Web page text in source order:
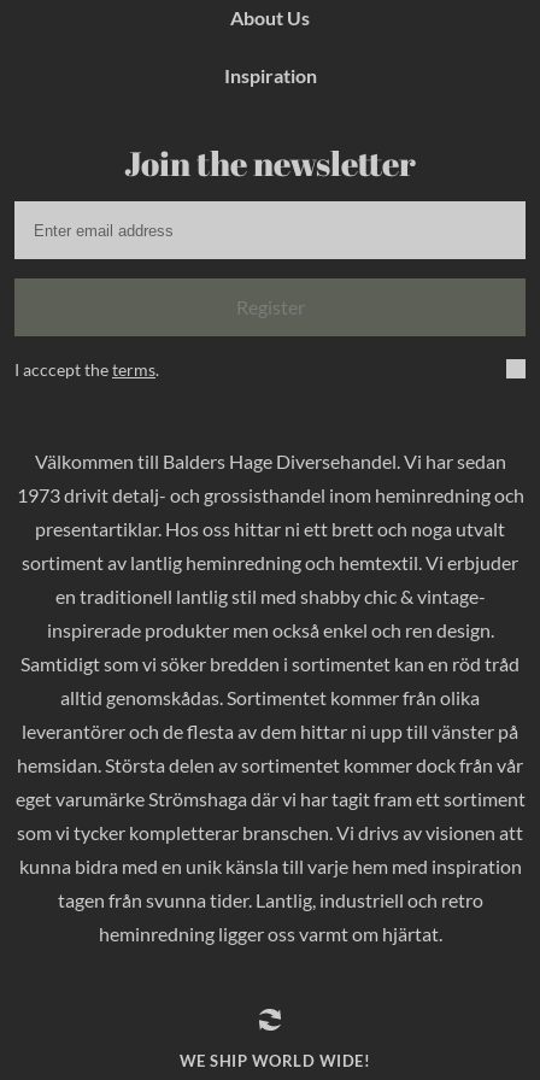
About Us
Inspiration
Join the newsletter
Register
I acccept theterms.
Välkommen till Balders Hage Diversehandel. Vi har sedan
1973 drivit detalj- och grossisthandel inom heminredning och
presentartiklar. Hos oss hittar ni ett brett och noga utvalt
sortiment av lantlig heminredning och hemtextil. Vi erbjuder
en traditionell lantlig stil med shabby chic & vintage-
inspirerade produkter men också enkel och ren design.
Samtidigt som vi söker bredden i sortimentet kan en röd tråd
alltid genomskådas. Sortimentet kommer från olika
leverantörer och de flesta av dem hittar ni upp till vänster på
hemsidan. Största delen av sortimentet kommer dock från vår
eget varumärke Strömshaga där vi har tagit fram ett sortiment
som vi tycker kompletterar branschen. Vi drivs av visionen att
kunna bidra med en unik känsla till varje hem med inspiration
tagen från svunna tider. Lantlig, industriell och retro
heminredning ligger oss varmt om hjärtat.
WE SHIP WORLD WIDE!